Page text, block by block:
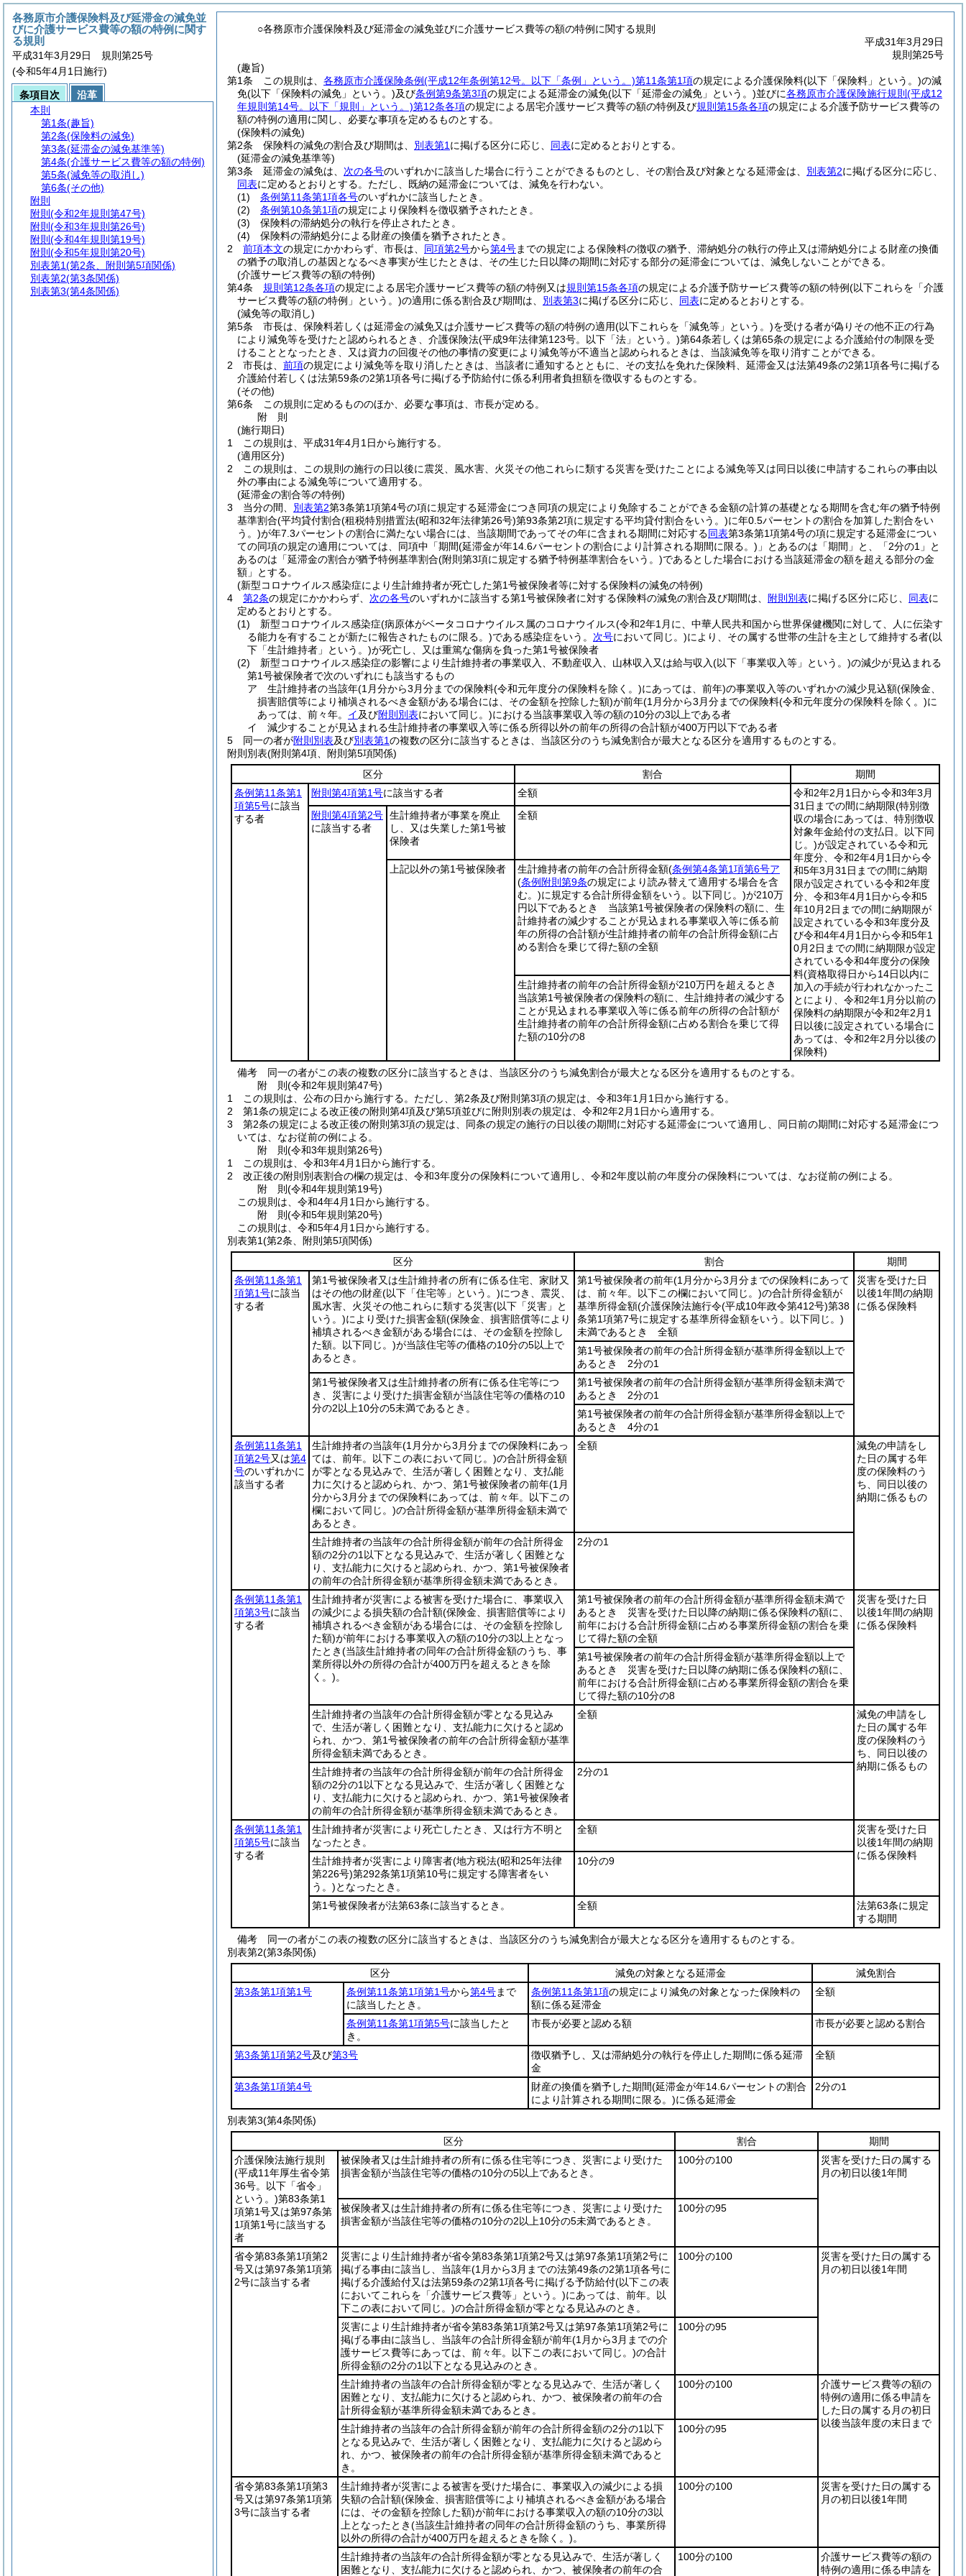
○各務原市介護保険料及び延滞金の減免並びに介護サービス費等の額の特例に関する規則
平成31年3月29日
規則第25号
(趣旨)
第1条
この規則は、 各務原市介護保険条例(平成12年条例第12号。以下「条例」という。)第11条第1項の規定による介護保険料(以下「保険料」という。)の減
免(以下「保険料の減免」という。)及び条例第9条第3項の規定による延滞金の減免(以下「延滞金の減免」という。)並びに各務原市介護保険施行規則 (平成12
年規則第14号。以下「規則」という。)第12条各項の規定による居宅介護サービス費等の額の特例及び規則第15条各項の規定による介護予防サービス費等の
額の特例の適用に関し、必要な事項を定めるものとする。
(保険料の減免)
第2条
保険料の減免の割合及び期間は、 別表第1 に掲げる区分に応じ、 同表に定めるとおりとする。
(延滞金の減免基準等)
第3条
延滞金の減免は、 次の各号のいずれかに該当した場合に行うことができるものとし、その割合及び対象となる延滞金は、 別表第2に掲げる区分に応じ、
同表に定めるとおりとする。 ただし、既納の延滞金については、減免を行わない。
(1)
条例第11条第1項各号のいずれかに該当したとき。
(2)
条例第10条第1項の規定により保険料を徴収猶予されたとき。
(3)
保険料の滞納処分の執行を停止されたとき。
(4)
保険料の滞納処分による財産の換価を猶予されたとき。
2
前項本文の規定にかかわらず、市長は、 同項第2号から第4号までの規定による保険料の徴収の猶予、滞納処分の執行の停止又は滞納処分による財産の換価
の猶予の取消しの基因となるべき事実が生じたときは、その生じた日以降の期間に対応する部分の延滞金については、減免しないことができる。
(介護サービス費等の額の特例)
第4条
規則第12条各項の規定による居宅介護サービス費等の額の特例又は規則第15条各項の規定による介護予防サービス費等の額の特例(以下これらを「介護
サービス費等の額の特例」という。)の適用に係る割合及び期間は、 別表第3に掲げる区分に応じ、 同表に定めるとおりとする。
(減免等の取消し)
第5条
市長は、保険料若しくは延滞金の減免又は介護サービス費等の額の特例の適用(以下これらを「減免等」という。)を受ける者が偽りその他不正の行為
により減免等を受けたと認められるとき、介護保険法(平成9年法律第123号。以下「法」という。)第64条若しくは第65条の規定による介護給付の制限を受
けることとなったとき、又は資力の回復その他の事情の変更により減免等が不適当と認められるときは、当該減免等を取り消すことができる。
2
市長は、 前項の規定により減免等を取り消したときは、当該者に通知するとともに、その支払を免れた保険料、延滞金又は法第49条の2第1項各号に掲げる
介護給付若しくは法第59条の2第1項各号に掲げる予防給付に係る利用者負担額を徴収するものとする。
(その他)
第6条
この規則に定めるもののほか、必要な事項は、市長が定める。
附 則
(施行期日)
1
この規則は、平成31年4月1日から施行する。
(適用区分)
2
この規則は、この規則の施行の日以後に震災、風水害、火災その他これらに類する災害を受けたことによる減免等又は同日以後に申請するこれらの事由以
外の事由による減免等について適用する。
(延滞金の割合等の特例)
3
当分の間、 別表第2第3条第1項第4号の項に規定する延滞金につき同項の規定により免除することができる金額の計算の基礎となる期間を含む年の猶予特例
基準割合(平均貸付割合(租税特別措置法(昭和32年法律第26号)第93条第2項に規定する平均貸付割合をいう。)に年0.5パーセントの割合を加算した割合をい
う。)が年7.3パーセントの割合に満たない場合には、当該期間であってその年に含まれる期間に対応する同表第3条第1項第4号の項に規定する延滞金につい
ての同項の規定の適用については、同項中「期間(延滞金が年14.6パーセントの割合により計算される期間に限る。) 」とあるのは「期間」と、「2分の1」と
あるのは「延滞金の割合が猶予特例基準割合(附則第3項に規定する猶予特例基準割合をいう。)であるとした場合における当該延滞金の額を超える部分の金
額」とする。
(新型コロナウイルス感染症により生計維持者が死亡した第1号被保険者等に対する保険料の減免の特例)
4
第2条の規定にかかわらず、 次の各号のいずれかに該当する第1号被保険者に対する保険料の減免の割合及び期間は、 附則別表に掲げる区分に応じ、 同表に
定めるとおりとする。
(1)
新型コロナウイルス感染症(病原体がベータコロナウイルス属のコロナウイルス(令和2年1月に、中華人民共和国から世界保健機関に対して、人に伝染す
る能力を有することが新たに報告されたものに限る。)である感染症をいう。 次号において同じ。)により、その属する世帯の生計を主として維持する者(以
下「生計維持者」という。)が死亡し、又は重篤な傷病を負った第1号被保険者
(2)
新型コロナウイルス感染症の影響により生計維持者の事業収入、不動産収入、山林収入又は給与収入(以下「事業収入等」という。)の減少が見込まれる
第1号被保険者で次のいずれにも該当するもの
ア
生計維持者の当該年(1月分から3月分までの保険料(令和元年度分の保険料を除く。)にあっては、前年)の事業収入等のいずれかの減少見込額(保険金、
損害賠償等により補塡されるべき金額がある場合には、その金額を控除した額)が前年(1月分から3月分までの保険料(令和元年度分の保険料を除く。)に
あっては、前々年。 イ及び附則別表において同じ。)における当該事業収入等の額の10分の3以上である者
イ
減少することが見込まれる生計維持者の事業収入等に係る所得以外の前年の所得の合計額が400万円以下である者
5
同一の者が附則別表及び別表第1の複数の区分に該当するときは、当該区分のうち減免割合が最大となる区分を適用するものとする。
附則別表(附則第4項、附則第5項関係)
区分
割合
期間
条例第11条第1
項第5号に該当
する者
附則第4項第1号に該当する者 全額
令和2年2月1日から令和3年3月
31日までの間に納期限(特別徴
収の場合にあっては、特別徴収
対象年金給付の支払日。以下同
じ。)が設定されている令和元
年度分、令和2年4月1日から令
和5年3月31日までの間に納期
限が設定されている令和2年度
分、令和3年4月1日から令和5
年10月2日までの間に納期限が
設定されている令和3年度分及
び令和4年4月1日から令和5年1
0月2日までの間に納期限が設定
されている令和4年度分の保険
料(資格取得日から14日以内に
加入の手続が行われなかったこ
とにより、令和2年1月分以前の
保険料の納期限が令和2年2月1
日以後に設定されている場合に
あっては、令和2年2月分以後の
保険料)
附則第4項第2号
に該当する者
生計維持者が事業を廃止
し、又は失業した第1号被
保険者
全額
上記以外の第1号被保険者 生計維持者の前年の合計所得金額(条例第4条第1項第6号ア
(条例附則第9条の規定により読み替えて適用する場合を含
む。)に規定する合計所得金額をいう。以下同じ。)が210万
円以下であるとき 当該第1号被保険者の保険料の額に、生
計維持者の減少することが見込まれる事業収入等に係る前
年の所得の合計額が生計維持者の前年の合計所得金額に占
める割合を乗じて得た額の全額
生計維持者の前年の合計所得金額が210万円を超えるとき
当該第1号被保険者の保険料の額に、生計維持者の減少する
ことが見込まれる事業収入等に係る前年の所得の合計額が
生計維持者の前年の合計所得金額に占める割合を乗じて得
た額の10分の8
備考 同一の者がこの表の複数の区分に該当するときは、当該区分のうち減免割合が最大となる区分を適用するものとする。
附 則(令和2年規則第47号)
1
この規則は、公布の日から施行する。 ただし、第2条及び附則第3項の規定は、令和3年1月1日から施行する。
2
第1条の規定による改正後の附則第4項及び第5項並びに附則別表の規定は、令和2年2月1日から適用する。
3
第2条の規定による改正後の附則第3項の規定は、同条の規定の施行の日以後の期間に対応する延滞金について適用し、同日前の期間に対応する延滞金につ
いては、なお従前の例による。
附 則(令和3年規則第26号)
1
この規則は、令和3年4月1日から施行する。
2
改正後の附則別表割合の欄の規定は、令和3年度分の保険料について適用し、令和2年度以前の年度分の保険料については、なお従前の例による。
附 則(令和4年規則第19号)
この規則は、令和4年4月1日から施行する。
附 則(令和5年規則第20号)
この規則は、令和5年4月1日から施行する。
別表第1(第2条、附則第5項関係)
区分
割合
期間
条例第11条第1
項第1号に該当
する者
第1号被保険者又は生計維持者の所有に係る住宅、家財又
はその他の財産(以下「住宅等」という。)につき、震災、
風水害、火災その他これらに類する災害(以下「災害」と
いう。)により受けた損害金額(保険金、損害賠償等により
補填されるべき金額がある場合には、その金額を控除し
た額。以下同じ。)が当該住宅等の価格の10分の5以上で
あるとき。
第1号被保険者の前年(1月分から3月分までの保険料にあって
は、前々年。以下この欄において同じ。)の合計所得金額が
基準所得金額(介護保険法施行令(平成10年政令第412号)第38
条第1項第7号に規定する基準所得金額をいう。以下同じ。)
未満であるとき 全額
災害を受けた日
以後1年間の納期
に係る保険料
第1号被保険者の前年の合計所得金額が基準所得金額以上で
あるとき 2分の1
第1号被保険者又は生計維持者の所有に係る住宅等につ
き、災害により受けた損害金額が当該住宅等の価格の10
分の2以上10分の5未満であるとき。
第1号被保険者の前年の合計所得金額が基準所得金額未満で
あるとき 2分の1
第1号被保険者の前年の合計所得金額が基準所得金額以上で
あるとき 4分の1
条例第11条第1
項第2号又は第4
号のいずれかに
該当する者
生計維持者の当該年(1月分から3月分までの保険料にあっ
ては、前年。以下この表において同じ。)の合計所得金額
が零となる見込みで、生活が著しく困難となり、支払能
力に欠けると認められ、かつ、第1号被保険者の前年(1月
分から3月分までの保険料にあっては、前々年。以下この
欄において同じ。)の合計所得金額が基準所得金額未満で
あるとき。
全額
減免の申請をし
た日の属する年
度の保険料のう
ち、同日以後の
納期に係るもの
生計維持者の当該年の合計所得金額が前年の合計所得金
額の2分の1以下となる見込みで、生活が著しく困難とな
り、支払能力に欠けると認められ、かつ、第1号被保険者
の前年の合計所得金額が基準所得金額未満であるとき。
2分の1
条例第11条第1
項第3号に該当
する者
生計維持者が災害による被害を受けた場合に、事業収入
の減少による損失額の合計額(保険金、損害賠償等により
補填されるべき金額がある場合には、その金額を控除し
た額)が前年における事業収入の額の10分の3以上となっ
たとき(当該生計維持者の同年の合計所得金額のうち、事
業所得以外の所得の合計が400万円を超えるときを除
く。)。
第1号被保険者の前年の合計所得金額が基準所得金額未満で
あるとき 災害を受けた日以降の納期に係る保険料の額に、
前年における合計所得金額に占める事業所得金額の割合を乗
じて得た額の全額
災害を受けた日
以後1年間の納期
に係る保険料
第1号被保険者の前年の合計所得金額が基準所得金額以上で
あるとき 災害を受けた日以降の納期に係る保険料の額に、
前年における合計所得金額に占める事業所得金額の割合を乗
じて得た額の10分の8
生計維持者の当該年の合計所得金額が零となる見込み
で、生活が著しく困難となり、支払能力に欠けると認め
られ、かつ、第1号被保険者の前年の合計所得金額が基準
所得金額未満であるとき。
全額
減免の申請をし
た日の属する年
度の保険料のう
ち、同日以後の
納期に係るもの
生計維持者の当該年の合計所得金額が前年の合計所得金
額の2分の1以下となる見込みで、生活が著しく困難とな
り、支払能力に欠けると認められ、かつ、第1号被保険者
の前年の合計所得金額が基準所得金額未満であるとき。
2分の1
条例第11条第1
項第5号に該当
する者
生計維持者が災害により死亡したとき、又は行方不明と
なったとき。
全額
災害を受けた日
以後1年間の納期
に係る保険料
生計維持者が災害により障害者(地方税法(昭和25年法律
第226号)第292条第1項第10号に規定する障害者をい
う。)となったとき。
10分の9
第1号被保険者が法第63条に該当するとき。 全額
法第63条に規定
する期間
備考 同一の者がこの表の複数の区分に該当するときは、当該区分のうち減免割合が最大となる区分を適用するものとする。
別表第2(第3条関係)
区分
減免の対象となる延滞金
減免割合
第3条第1項第1号
条例第11条第1項第1号から第4号まで
に該当したとき。
条例第11条第1項の規定により減免の対象となった保険料の
額に係る延滞金
全額
条例第11条第1項第5号に該当したと
き。
市長が必要と認める額 市長が必要と認める割合
第3条第1項第2号及び第3号
徴収猶予し、又は滞納処分の執行を停止した期間に係る延滞
金
全額
第3条第1項第4号 財産の換価を猶予した期間(延滞金が年14.6パーセントの割合
により計算される期間に限る。)に係る延滞金
2分の1
別表第3(第4条関係)
区分
割合
期間
介護保険法施行規則
(平成11年厚生省令第
36号。以下「省令」
という。)第83条第1
項第1号又は第97条第
1項第1号に該当する
者
被保険者又は生計維持者の所有に係る住宅等につき、災害により受けた
損害金額が当該住宅等の価格の10分の5以上であるとき。
100分の100
災害を受けた日の属する
月の初日以後1年間
被保険者又は生計維持者の所有に係る住宅等につき、災害により受けた
損害金額が当該住宅等の価格の10分の2以上10分の5未満であるとき。
100分の95
省令第83条第1項第2
号又は第97条第1項第
2号に該当する者
災害により生計維持者が省令第83条第1項第2号又は第97条第1項第2号に
掲げる事由に該当し、当該年(1月から3月までの法第49条の2第1項各号に
掲げる介護給付又は法第59条の2第1項各号に掲げる予防給付(以下この表
においてこれらを「介護サービス費等」という。)にあっては、前年。以
下この表において同じ。)の合計所得金額が零となる見込みのとき。
100分の100
災害を受けた日の属する
月の初日以後1年間
災害により生計維持者が省令第83条第1項第2号又は第97条第1項第2号に
掲げる事由に該当し、当該年の合計所得金額が前年(1月から3月までの介
護サービス費等にあっては、前々年。以下この表において同じ。)の合計
所得金額の2分の1以下となる見込みのとき。
100分の95
生計維持者の当該年の合計所得金額が零となる見込みで、生活が著しく
困難となり、支払能力に欠けると認められ、かつ、被保険者の前年の合
計所得金額が基準所得金額未満であるとき。
100分の100
介護サービス費等の額の
特例の適用に係る申請を
した日の属する月の初日
以後当該年度の末日まで
生計維持者の当該年の合計所得金額が前年の合計所得金額の2分の1以下
となる見込みで、生活が著しく困難となり、支払能力に欠けると認めら
れ、かつ、被保険者の前年の合計所得金額が基準所得金額未満であると
き。
100分の95
省令第83条第1項第3
号又は第97条第1項第
3号に該当する者
生計維持者が災害による被害を受けた場合に、事業収入の減少による損
失額の合計額(保険金、損害賠償等により補填されるべき金額がある場合
には、その金額を控除した額)が前年における事業収入の額の10分の3以
上となったとき(当該生計維持者の同年の合計所得金額のうち、事業所得
以外の所得の合計が400万円を超えるときを除く。)。
100分の100
災害を受けた日の属する
月の初日以後1年間
生計維持者の当該年の合計所得金額が零となる見込みで、生活が著しく
困難となり、支払能力に欠けると認められ、かつ、被保険者の前年の合
100分の100
介護サービス費等の額の
特例の適用に係る申請を
各務原市介護保険料及び延滞金の減免並
びに介護サービス費等の額の特例に関す
る規則
平成31年3月29日 規則第25号
(令和5年4月1日施行)
条項目次
沿革
本則
第1条(趣旨)
第2条(保険料の減免)
第3条(延滞金の減免基準等)
第4条(介護サービス費等の額の特例)
第5条(減免等の取消し)
第6条(その他)
附則
附則 (令和2年規則第47号)
附則 (令和3年規則第26号)
附則 (令和4年規則第19号)
附則 (令和5年規則第20号)
別表第1(第2条、附則第5項関係)
別表第2(第3条関係)
別表第3(第4条関係)